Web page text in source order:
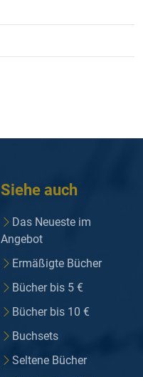
Siehe auch
Das Neueste im
Angebot
Ermäßigte Bücher
Bücher bis 5 €
Bücher bis 10 €
Buchsets
Seltene Bücher